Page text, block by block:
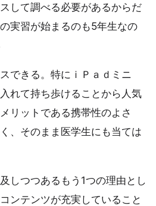
して調べる必要があるからだ
実習が始まるのも5年生なの
できる。特にｉＰａｄミニ
れて持ち歩けることから人気
リットである携帯性のよさ
、そのまま医学生にも当ては
しつつあるもう1つの理由とし
ンテンツが充実していること